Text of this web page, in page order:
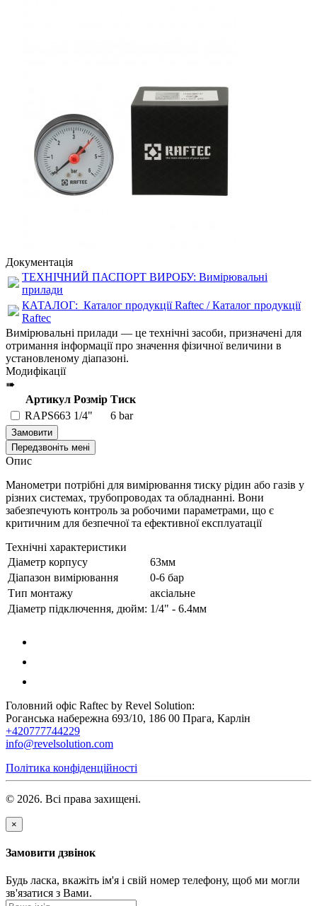
Документація
ТЕХНІЧНИЙ ПАСПОРТ ВИРОБУ: Вимірювальні
прилади
КАТАЛОГ: Каталог продукції Raftec / Каталог продукції
Raftec
Вимірювальні прилади — це технічні засоби, призначені для
отримання інформації про значення фізичної величини в
установленому діапазоні.
Модифікації
➠
Артикул Розмір Тиск
RAPS663 1/4" 6 bar
Замовити
Передзвоніть мені
Опис
Манометри потрібні для вимірювання тиску рідин або газів у
різних системах, трубопроводах та обладнанні. Вони
забезпечують контроль за робочими параметрами, що є
критичним для безпечної та ефективної експлуатації
Технічні характеристики
Діаметр корпусу
63мм
Діапазон вимірювання
0-6 бар
Тип монтажу
аксіальне
Діаметр підключення, дюйм: 1/4" - 6.4мм
Головний офіс Raftec by Revel Solution:
Роганська набережна 693/10, 186 00 Прага, Карлін
+420777744229
info@revelsolution.com
Політика конфіденційності
© 2026. Всі права захищені.
×
Замовити дзвінок
Будь ласка, вкажіть ім'я і свій номер телефону, щоб ми могли
зв'язатися з Вами.